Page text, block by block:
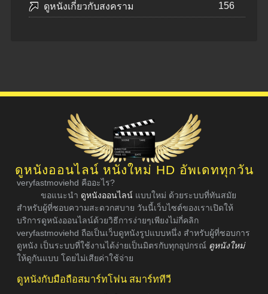
ดูหนังเกี่ยวกับสงคราม 156
ดูหนังออนไลน์ หนังใหม่ HD อัพเดททุกวัน
veryfastmoviehd คืออะไร?
ขอแนะนำ ดูหนังออนไลน์ แบบใหม่ ด้วยระบบที่ทันสมัย
สำหรับผู้ที่ชอบความสะดวกสบาย วันนี้เว็บไซต์ของเราเปิดให้
บริการดูหนังออนไลน์ด้วยวิธีการง่ายๆเพียงไม่กี่คลิก
veryfastmoviehd ถือเป็นเว็บดูหนังรูปแบบหนึ่ง สำหรับผู้ที่ชอบการ
ดูหนัง เป็นระบบที่ใช้งานได้ง่ายเป็นมิตรกับทุกอุปกรณ์ ดูหนังใหม่
ให้ดูกันแบบ โดยไม่เสียค่าใช้จ่าย
ดูหนังกับมือถือสมาร์ทโฟน สมาร์ททีวี